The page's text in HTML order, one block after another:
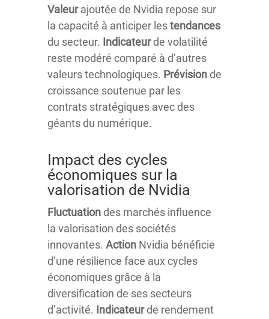
Valeurajoutée de Nvidia repose sur
la capacité à anticiper lestendances
du secteur. Indicateurde volatilité
reste modéré comparé à d’autres
valeurs technologiques. Prévision de
croissance soutenue par les
contrats stratégiques avec des
géants du numérique.
Impact des cycles
économiques sur la
valorisation de Nvidia
Fluctuation des marchés influence
la valorisation des sociétés
innovantes. Action Nvidia bénéficie
d’une résilience face aux cycles
économiques grâce à la
diversification de ses secteurs
d’activité. Indicateurde rendement